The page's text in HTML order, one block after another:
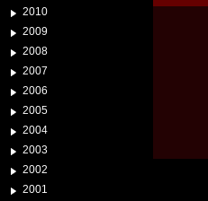
2010
2009
2008
2007
2006
2005
2004
2003
2002
2001